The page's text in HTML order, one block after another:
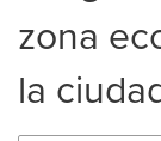
zona
la